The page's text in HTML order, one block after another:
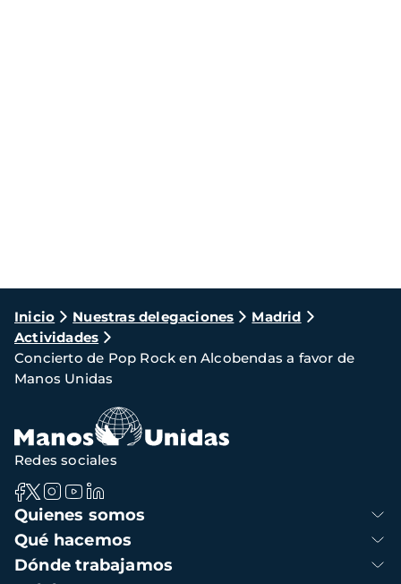
Ruta
de
navegación
Inicio Nuestras delegaciones
Madrid
Actividades
Concierto de Pop Rock en Alcobendas a favor de
Manos Unidas
Navegación
principal
Quienes somos
Qué hacemos
Dónde trabajamos
Redes sociales